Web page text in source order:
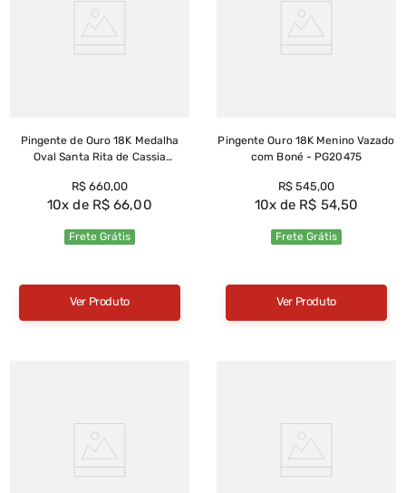
Pingente de Ouro 18K Medalha
Oval Santa Rita de Cassia
R$ 660,00
10 R$ 66,00
Frete Grátis
Ver Produto
Pingente Ouro 18K Menino Vazado
com Boné - PG20475
R$ 545,00
10 R$ 54,50
Frete Grátis
Ver Produto